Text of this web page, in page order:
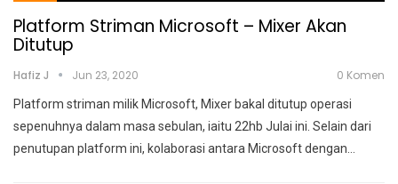
Platform Striman Microsoft – Mixer Akan
Ditutup
Hafiz J Jun 23, 2020 0 Komen
Platform striman milik Microsoft, Mixer bakal ditutup operasi
sepenuhnya dalam masa sebulan, iaitu 22hb Julai ini. Selain dari
penutupan platform ini, kolaborasi antara Microsoft dengan